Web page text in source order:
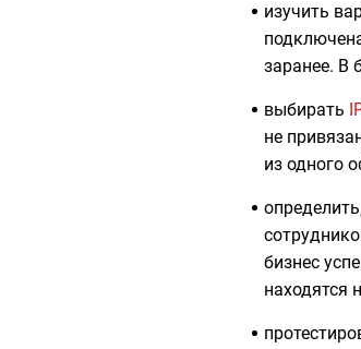
изучить
заранее. В
выбирать
не
из одного
бизнес
находятся